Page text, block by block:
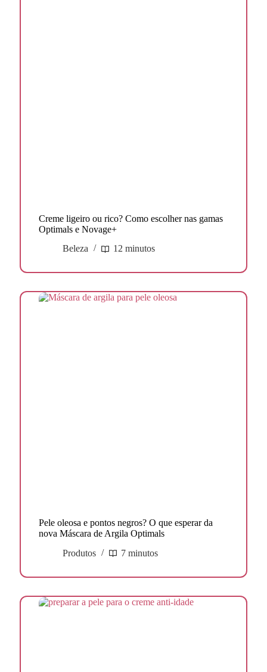
Creme ligeiro ou rico? Como escolher nas gamas
Optimals e Novage+
Beleza
12 minutos
Pele oleosa e pontos negros? O que esperar da
nova Máscara de Argila Optimals
Produtos
7 minutos